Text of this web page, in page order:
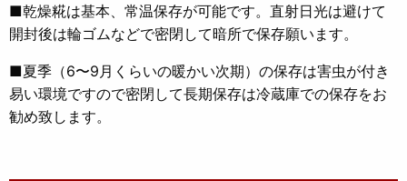
■乾燥糀は基本、常温保存が可能です。直射日光は避けて
開封後は輪ゴムなどで密閉して暗所で保存願います。
■夏季（6〜9月くらいの暖かい次期）の保存は害虫が付き
易い環境ですので密閉して長期保存は冷蔵庫での保存をお
勧め致します。